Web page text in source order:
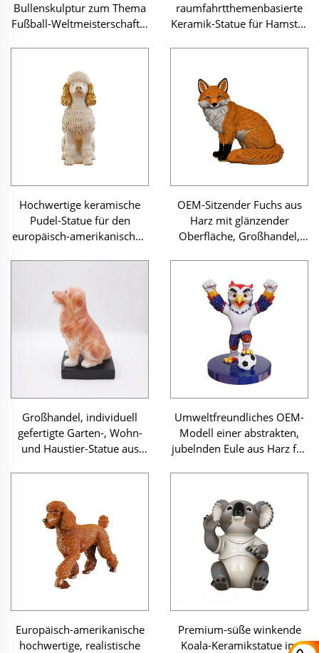
Bullenskulptur zum Thema
Fußball-Weltmeisterschaft –
Wohnaccessoire und
Sammlerstück für
Sportbegeisterte
raumfahrtthemenbasierte
Keramik-Statue für Hamster
Kunsthandwerk für den
europäischen Markt
Hochwertige keramische
Pudel-Statue für den
europäisch-amerikanischen
Großhandel, individuell
gestaltbar, Premium-
Kunstfigur
OEM-Sitzender Fuchs aus
Harz mit glänzender
Oberfläche, Großhandel,
aus Harz als
Kunsthandwerk für
personalisierte Dekoration
Großhandel, individuell
gefertigte Garten-, Wohn-
und Haustier-Statue aus
eines Golden Retriever
Umweltfreundliches OEM-
Modell einer abstrakten,
jubelnden Eule aus Harz für
Großhandel, individuell
anpassbares hochwertiges
Figürchen aus Harz als
Kunsthandwerk
Europäisch-amerikanische
hochwertige, realistische
Premium-süße winkende
Koala-Keramikstatue im